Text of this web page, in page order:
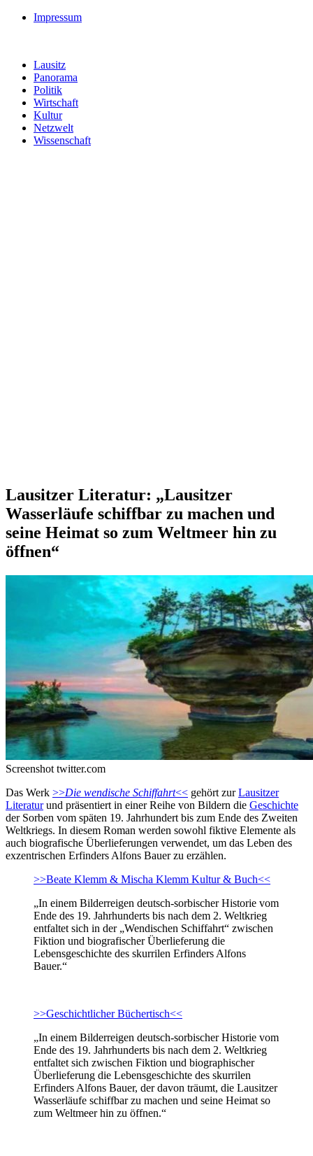
Impressum
Lausitz
Panorama
Politik
Wirtschaft
Kultur
Netzwelt
Wissenschaft
Lausitzer Literatur: „Lausitzer
Wasserläufe schiffbar zu machen und
seine Heimat so zum Weltmeer hin zu
öffnen“
Screenshot twitter.com
Das Werk >>Die wendische Schiffahrt<< gehört zurLausitzer
Literaturund präsentiert in einer Reihe von Bildern die Geschichte
der Sorben vom späten 19. Jahrhundert bis zum Ende des Zweiten
Weltkriegs. In diesem Roman werden sowohl fiktive Elemente als
auch biografische Überlieferungen verwendet, um das Leben des
exzentrischen Erfinders Alfons Bauer zu erzählen.
>>Beate Klemm & Mischa Klemm Kultur & Buch<<
„In einem Bilderreigen deutsch-sorbischer Historie vom
Ende des 19. Jahrhunderts bis nach dem 2. Weltkrieg
entfaltet sich in der „Wendischen Schiffahrt“ zwischen
Fiktion und biografischer Überlieferung die
Lebensgeschichte des skurrilen Erfinders Alfons
Bauer.“
>>Geschichtlicher Büchertisch<<
„In einem Bilderreigen deutsch-sorbischer Historie vom
Ende des 19. Jahrhunderts bis nach dem 2. Weltkrieg
entfaltet sich zwischen Fiktion und biographischer
Überlieferung die Lebensgeschichte des skurrilen
Erfinders Alfons Bauer, der davon träumt, die Lausitzer
Wasserläufe schiffbar zu machen und seine Heimat so
zum Weltmeer hin zu öffnen.“